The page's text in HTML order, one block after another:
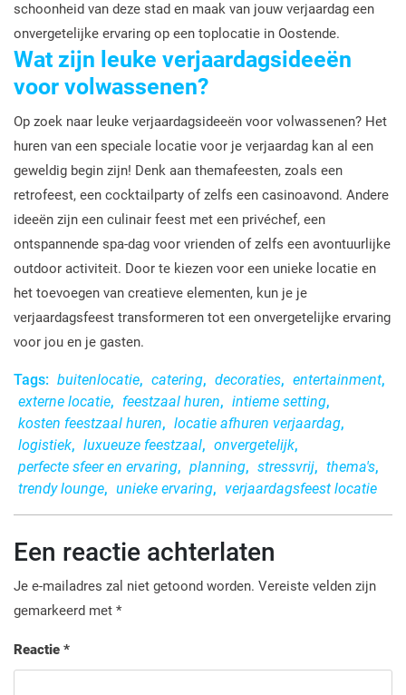
schoonheid van deze stad en maak van jouw verjaardag een
onvergetelijke ervaring op een toplocatie in Oostende.
Wat zijn leuke verjaardagsideeën
voor volwassenen?
Op zoek naar leuke verjaardagsideeën voor volwassenen? Het
huren van een speciale locatie voor je verjaardag kan al een
geweldig begin zijn! Denk aan themafeesten, zoals een
retrofeest, een cocktailparty of zelfs een casinoavond. Andere
ideeën zijn een culinair feest met een privéchef, een
ontspannende spa-dag voor vrienden of zelfs een avontuurlijke
outdoor activiteit. Door te kiezen voor een unieke locatie en
het toevoegen van creatieve elementen, kun je je
verjaardagsfeest transformeren tot een onvergetelijke ervaring
voor jou en je gasten.
Tags: buitenlocatie, catering, decoraties, entertainment,
externe locatie, feestzaal huren, intieme setting,
kosten feestzaal huren, locatie afhuren verjaardag,
logistiek, luxueuze feestzaal, onvergetelijk,
perfecte sfeer en ervaring, planning, stressvrij, thema's,
trendy lounge, unieke ervaring, verjaardagsfeest locatie
Een reactie achterlaten
Je e-mailadres zal niet getoond worden. Vereiste velden zijn
gemarkeerd met *
Reactie *